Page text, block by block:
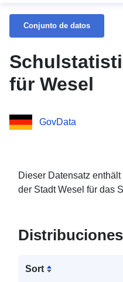
Conjunto de datos
für Wesel
GovData
Dieser Datensatz
der Stadt Wesel für das
Distribuciones
Sort